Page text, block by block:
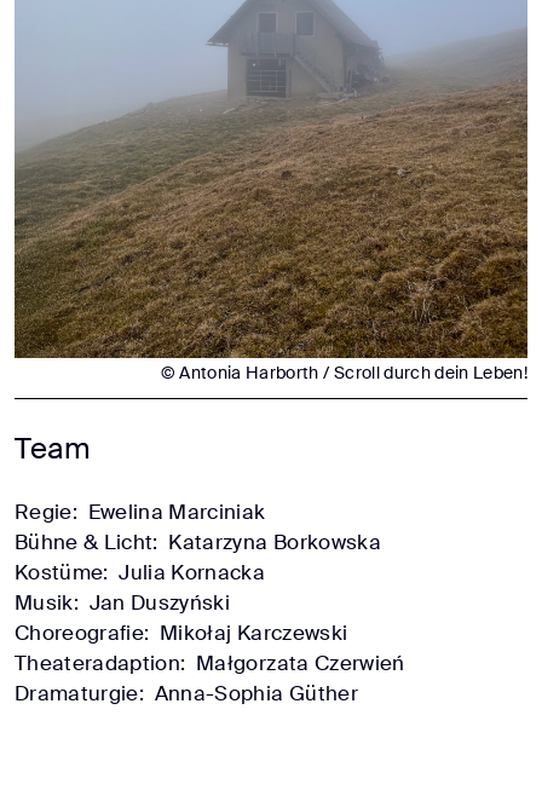
© Antonia Harborth / Scroll durch dein Leben!
Team
Regie: Ewelina Marciniak
Bühne & Licht: Katarzyna Borkowska
Kostüme: Julia Kornacka
Musik: Jan Duszyński
Choreografie: Mikołaj Karczewski
Theateradaption: Małgorzata Czerwień
Dramaturgie: Anna-Sophia Güther